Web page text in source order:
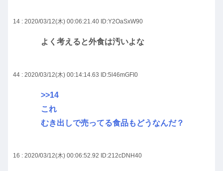
14 : 2020/03/12(木) 00:06:21.40 ID:Y2OaSxW90
よく考えると外食は汚いよな
44 : 2020/03/12(木) 00:14:14.63 ID:5l46mGFI0
>>14
これ
むき出しで売ってる食品もどうなんだ？
16 : 2020/03/12(木) 00:06:52.92 ID:212cDNH40